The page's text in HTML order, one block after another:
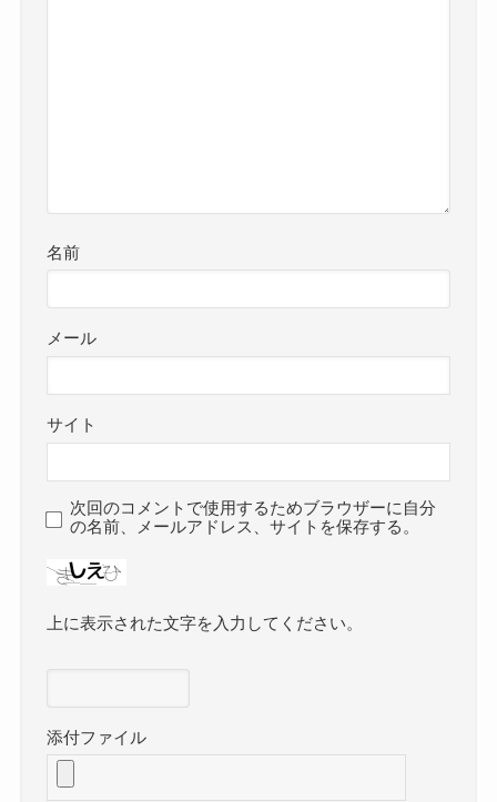
名前
メール
サイト
次回のコメントで使用するためブラウザーに自分
の名前、メールアドレス、サイトを保存する。
上に表示された文字を入力してください。
添付ファイル